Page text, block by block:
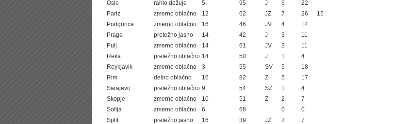
Oslo
rahlo dežuje 5 95 J 6
22
Pariz
zmerno oblačno 12 62 JZ 7 26
15
Podgorica
zmerno oblačno 16 46 JV 4
14
Praga
pretežno jasno 14 42 J 3
11
Pulj
zmerno oblačno 14 61 JV 3
11
Reka
pretežno oblačno 14 50 J 1
4
Reykjavik
zmerno oblačno 3 55 SV 5
18
Rim
delno oblačno 16 82 Z 5
17
Sarajevo
pretežno oblačno 9 54 SZ 1
4
Skopje
zmerno oblačno 10 51 Z 2
7
Sofija
zmerno oblačno 6 68 0
0
Split
pretežno jasno 16 39 JZ 2
7